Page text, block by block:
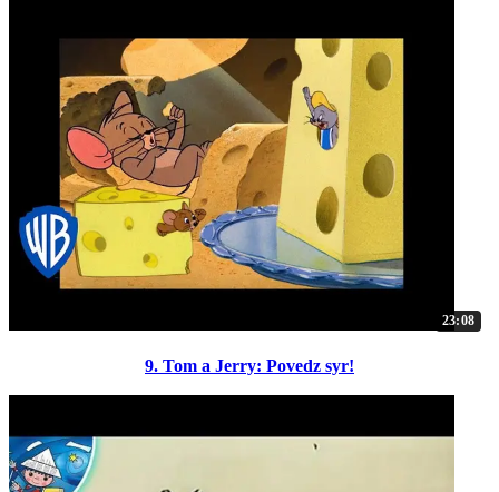
23:08
9. Tom a Jerry: Povedz syr!